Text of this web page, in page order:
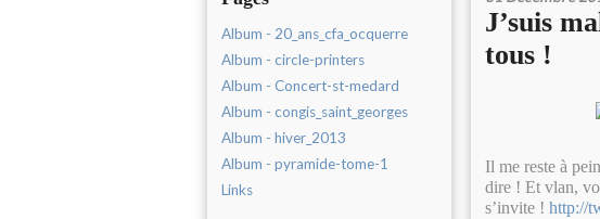
Album - 20_ans_cfa_ocquerre
Album - circle-printers
Album - Concert-st-medard
Album - congis_saint_georges
Album - hiver_2013
Album - pyramide-tome-1
Links
J’suis
tous !
Il me reste à
dire ! Et vlan,
s’invite ! http://